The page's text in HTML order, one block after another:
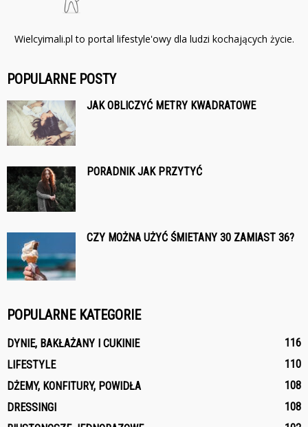
Wielcyimali.pl to portal lifestyle'owy dla ludzi kochających życie.
POPULARNE POSTY
JAK OBLICZYĆ METRY KWADRATOWE
PORADNIK JAK PRZYTYĆ
CZY MOŻNA UŻYĆ ŚMIETANY 30 ZAMIAST 36?
POPULARNE KATEGORIE
DYNIE, BAKŁAŻANY I CUKINIE
116
LIFESTYLE
110
DŻEMY, KONFITURY, POWIDŁA
108
DRESSINGI
108